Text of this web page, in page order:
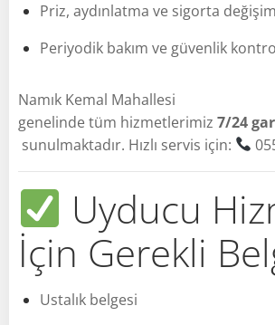
Priz, aydınlatma ve sigorta
Periyodik bakım ve güvenlik
Namık Kemal Mahallesi
genelinde tüm hizmetlerimiz 7/24
sunulmaktadır. Hızlı servis için:
Uyducu
İçin Gerekli
Ustalık belgesi